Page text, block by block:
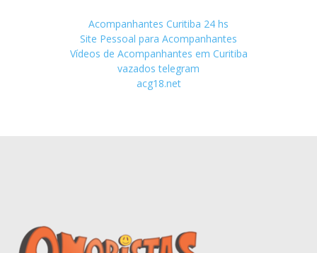
Acompanhantes Curitiba 24 hs
Site Pessoal para Acompanhantes
Vídeos de Acompanhantes em Curitiba
vazados telegram
acg18.net